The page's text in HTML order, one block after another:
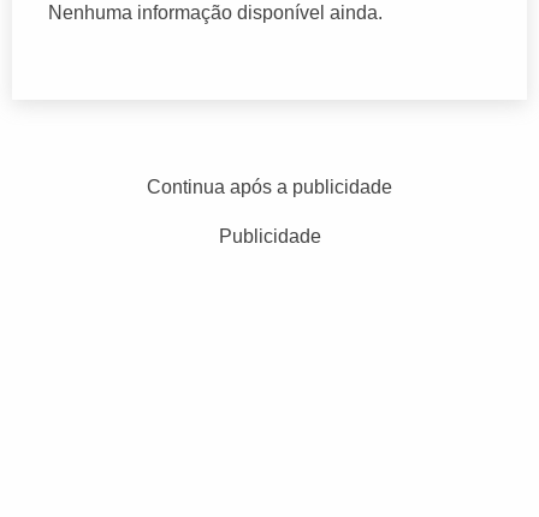
Nenhuma informação disponível ainda.
Continua após a publicidade
Publicidade